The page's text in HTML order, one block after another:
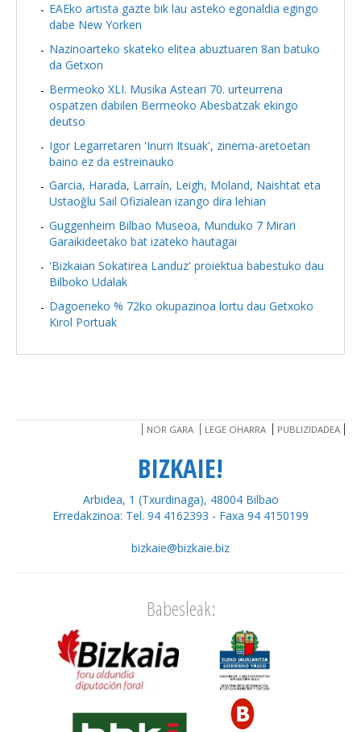
EAEko artista gazte bik lau asteko egonaldia egingo
dabe New Yorken
Nazinoarteko skateko elitea abuztuaren 8an batuko
da Getxon
Bermeoko XLI. Musika Asteari 70. urteurrena
ospatzen dabilen Bermeoko Abesbatzak ekingo
deutso
Igor Legarretaren 'Inurri Itsuak', zinema-aretoetan
baino ez da estreinauko
Garcia, Harada, Larraín, Leigh, Moland, Naishtat eta
Ustaoğlu Sail Ofizialean izango dira lehian
Guggenheim Bilbao Museoa, Munduko 7 Mirari
Garaikideetako bat izateko hautagai
'Bizkaian Sokatirea Landuz' proiektua babestuko dau
Bilboko Udalak
Dagoeneko % 72ko okupazinoa lortu dau Getxoko
Kirol Portuak
NOR GARA LEGE OHARRA PUBLIZIDADEA
BIZKAIE!
Arbidea, 1 (Txurdinaga), 48004 Bilbao
Erredakzinoa: Tel. 94 4162393 - Faxa 94 4150199
bizkaie@bizkaie.biz
Babesleak: